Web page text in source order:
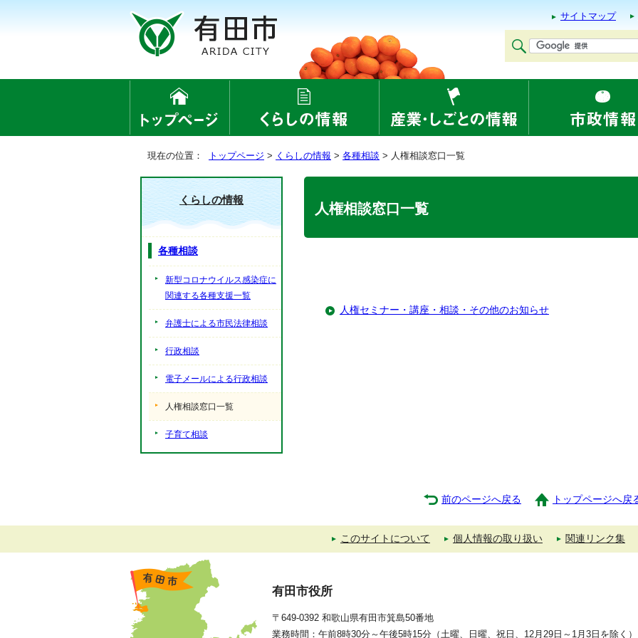
サイトマップ
現在の位置： トップページ > くらしの情報 > 各種相談 > 人権相談窓口一覧
人権相談窓口一覧
人権セミナー・講座・相談・その他のお知らせ
くらしの情報
各種相談
新型コロナウイルス感染症に
関連する各種支援一覧
弁護士による市民法律相談
行政相談
電子メールによる行政相談
人権相談窓口一覧
子育て相談
前のページへ戻る トップページへ戻
このサイトについて 個人情報の取り扱い 関連リンク集
有田市役所
〒649-0392 和歌山県有田市箕島50番地
業務時間：午前8時30分～午後5時15分（土曜、日曜、祝日、12月29日～1月3日を除く）